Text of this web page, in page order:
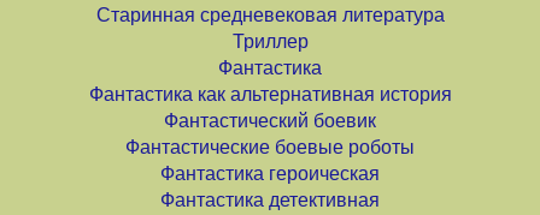
Старинная средневековая литература
Триллер
Фантастика
Фантастика как альтернативная история
Фантастический боевик
Фантастические боевые роботы
Фантастика героическая
Фантастика детективная